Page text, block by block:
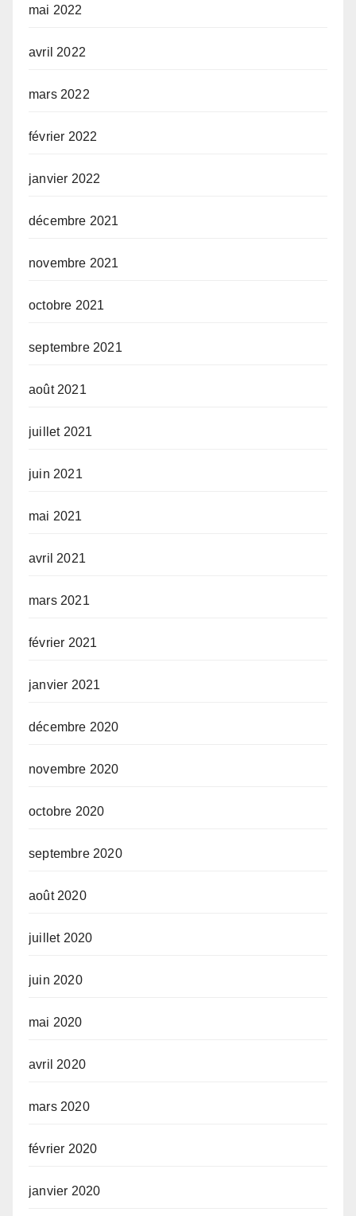
mai 2022
avril 2022
mars 2022
février 2022
janvier 2022
décembre 2021
novembre 2021
octobre 2021
septembre 2021
août 2021
juillet 2021
juin 2021
mai 2021
avril 2021
mars 2021
février 2021
janvier 2021
décembre 2020
novembre 2020
octobre 2020
septembre 2020
août 2020
juillet 2020
juin 2020
mai 2020
avril 2020
mars 2020
février 2020
janvier 2020